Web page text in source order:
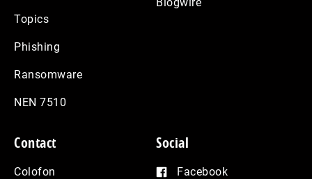
Topics
Phishing
Ransomware
NEN 7510
Contact
Colofon
Social
Facebook